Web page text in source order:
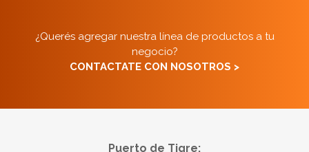
¿Querés agregar nuestra línea de productos a tu
negocio?
CONTACTATE CON NOSOTROS >
Puerto de Tigre: